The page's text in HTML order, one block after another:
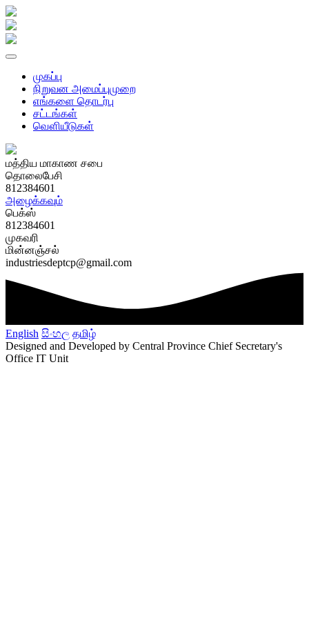
முகப்பு
நிறுவன அமைப்புமுறை
எங்களை தொடர்பு
சட்டங்கள்
வௌியீடுகள்
மத்திய மாகாண சபை
தொலைபேசி
812384601
அழைக்கவும்
பெக்ஸ்
812384601
முகவரி
மின்னஞ்சல்
industriesdeptcp@gmail.com
English සිංහල தமிழ்
Designed and Developed by Central Province Chief Secretary's
Office IT Unit